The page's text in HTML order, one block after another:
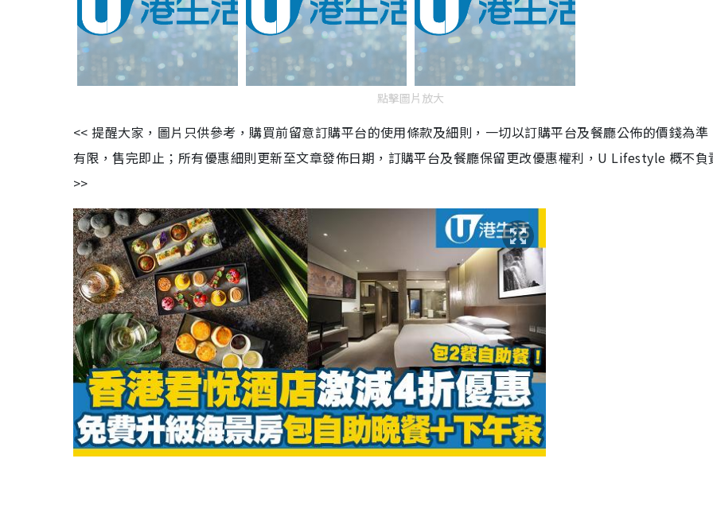
點擊圖片放大
<< 提醒大家，圖片只供參考，購買前留意訂購平台的使用條款及細則，一切以訂購平台及餐廳公佈的價錢為準
有限，售完即止；所有優惠細則更新至文章發佈日期，訂購平台及餐廳保留更改優惠權利，U Lifestyle 概不負
>>